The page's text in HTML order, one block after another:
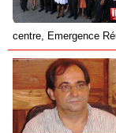
centre, Emergence